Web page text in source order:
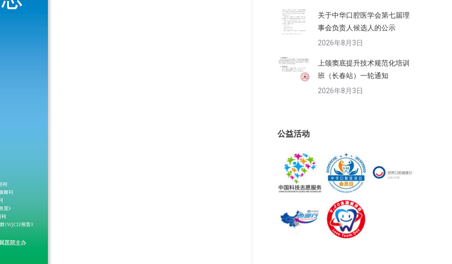
关于中华口腔医学会第七届理
事会负责人候选人的公示
2026年8月3日
上颌窦底提升技术规范化培训
班（长春站）一轮通知
2026年8月3日
公益活动